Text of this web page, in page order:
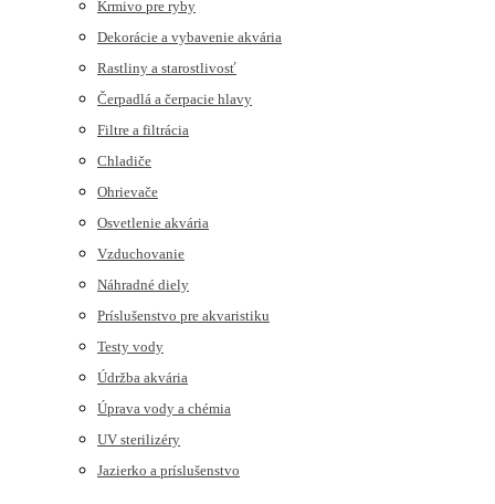
Krmivo pre ryby
Dekorácie a vybavenie akvária
Rastliny a starostlivosť
Čerpadlá a čerpacie hlavy
Filtre a filtrácia
Chladiče
Ohrievače
Osvetlenie akvária
Vzduchovanie
Náhradné diely
Príslušenstvo pre akvaristiku
Testy vody
Údržba akvária
Úprava vody a chémia
UV sterilizéry
Jazierko a príslušenstvo